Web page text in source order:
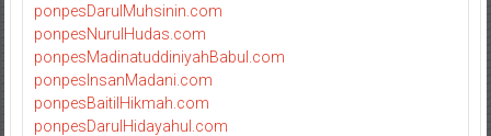
ponpesDarulMuhsinin.com
ponpesNurulHudas.com
ponpesMadinatuddiniyahBabul.com
ponpesInsanMadani.com
ponpesBaitilHikmah.com
ponpesDarulHidayahul.com